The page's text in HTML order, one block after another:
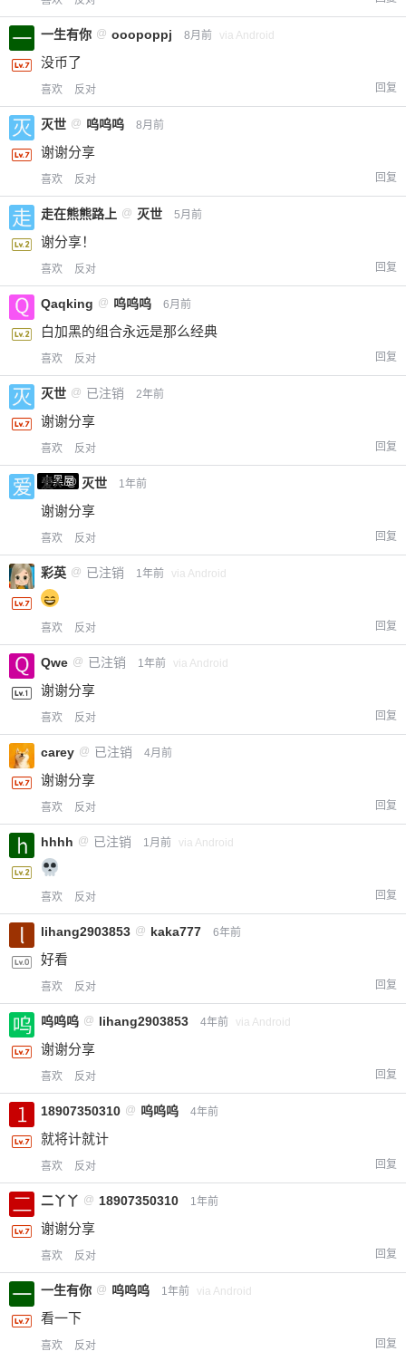
一生有你 @ ooopoppj 8月前 via Android
没币了
喜欢 反对 回复
灭世 @ 呜呜呜 8月前
谢谢分享
喜欢 反对 回复
走在熊熊路上 @ 灭世 5月前
谢分享！
喜欢 反对 回复
Qaqking @ 呜呜呜 6月前
白加黑的组合永远是那么经典
喜欢 反对 回复
灭世 @ 已注销 2年前
谢谢分享
喜欢 反对 回复
小黑屋
爱X @ 灭世 1年前
谢谢分享
喜欢 反对 回复
彩英 @ 已注销 1年前 via Android
喜欢 反对 回复
Qwe @ 已注销 1年前 via Android
谢谢分享
喜欢 反对 回复
carey @ 已注销 4月前
谢谢分享
喜欢 反对 回复
hhhh @ 已注销 1月前 via Android
喜欢 反对 回复
lihang2903853 @ kaka777 6年前
好看
喜欢 反对 回复
呜呜呜 @ lihang2903853 4年前 via Android
谢谢分享
喜欢 反对 回复
18907350310 @ 呜呜呜 4年前
就将计就计
喜欢 反对 回复
二丫丫 @ 18907350310 1年前
谢谢分享
喜欢 反对 回复
一生有你 @ 呜呜呜 1年前 via Android
看一下
喜欢 反对 回复